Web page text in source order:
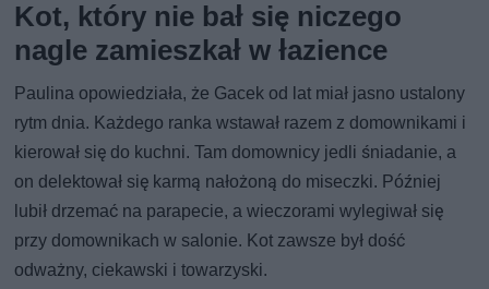
Kot, który nie bał się niczego
nagle zamieszkał w łazience
Paulina opowiedziała, że Gacek od lat miał jasno ustalony
rytm dnia. Każdego ranka wstawał razem z domownikami i
kierował się do kuchni. Tam domownicy jedli śniadanie, a
on delektował się karmą nałożoną do miseczki. Później
lubił drzemać na parapecie, a wieczorami wylegiwał się
przy domownikach w salonie. Kot zawsze był dość
odważny, ciekawski i towarzyski.